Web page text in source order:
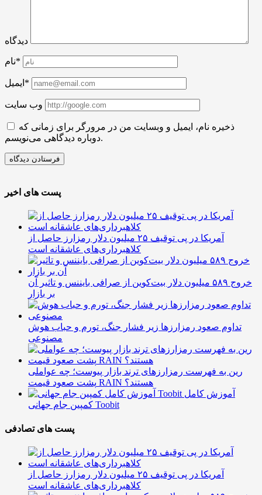
دیدگاه
نام*
ایمیل*
وب سایت
ذخیره نام، ایمیل و وبسایت من در مرورگر برای زمانی که
دوباره دیدگاهی می‌نویسم.
پست های اخیر
آمریکا در پی توقیف ۲۵ میلیون دلار رمزارز حاصل از
کلاهبرداری‌های عاشقانه است
خروج ۵۸۹ میلیون دلار بیت‌کوین از صرافی بایننس و تاثیر آن
بر بازار
تداوم صعود رمزارزها زیر فشار جنگ، تورم و حباب هوش
مصنوعی
رین به فهرست رمزارزهای ترند بازار پیوست؛ چه عواملی
پشت صعود قیمت RAIN هستند؟
آموزش کامل
کمپین جام جهانی Toobit
پست های تصادفی
آمریکا در پی توقیف ۲۵ میلیون دلار رمزارز حاصل از
کلاهبرداری‌های عاشقانه است